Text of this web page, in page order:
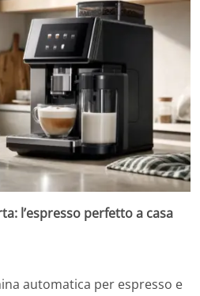
l’espresso perfetto a casa
automatica per espresso e